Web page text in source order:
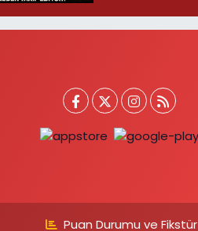
Puan Durumu ve Fikstür